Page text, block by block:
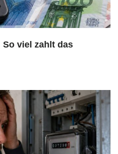
So viel zahlt das